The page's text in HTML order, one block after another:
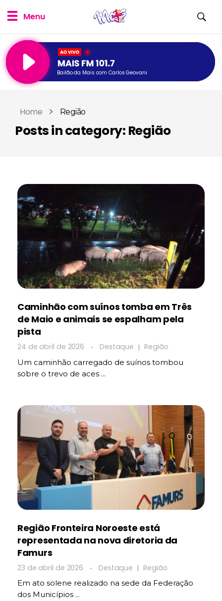
Bailão da Mais com Carlos Geovani
Home Região
Posts in category: Região
Caminhão com suínos tomba em Três
de Maio e animais se espalham pela
pista
24 de abril de 2026 Destaque Região
Um caminhão carregado de suínos tombou
sobre o trevo de aces ...
Região Fronteira Noroeste está
representada na nova diretoria da
Famurs
23 de abril de 2026 Destaque Região
Em ato solene realizado na sede da Federação
dos Municípios ...